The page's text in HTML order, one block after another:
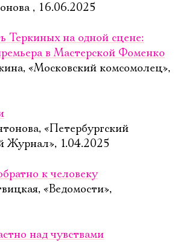
, 16.06.2025
Теркиных на одной сцене:
в Мастерской Фоменко
«Московский комсомолец»,
«Петербургский
Журнал», 1.04.2025
к человеку
«Ведомости»,
над чувствами